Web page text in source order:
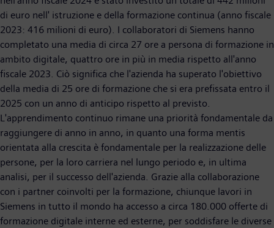
di euro nell' istruzione e della formazione continua (anno fiscale
2023: 416 milioni di euro). I collaboratori di Siemens hanno
completato una media di circa 27 ore a persona di formazione in
ambito digitale, quattro ore in più in media rispetto all'anno
fiscale 2023. Ciò significa che l'azienda ha superato l'obiettivo
della media di 25 ore di formazione che si era prefissata entro il
2025 con un anno di anticipo rispetto al previsto.
L'apprendimento continuo rimane una priorità fondamentale da
raggiungere di anno in anno, in quanto una forma mentis
orientata alla crescita è fondamentale per la realizzazione delle
persone, per la loro carriera nel lungo periodo e, in ultima
analisi, per il successo dell'azienda. Grazie alla collaborazione
con i partner coinvolti per la formazione, chiunque lavori in
Siemens in tutto il mondo ha accesso a circa 180.000 offerte di
formazione digitale interne ed esterne, per soddisfare le diverse